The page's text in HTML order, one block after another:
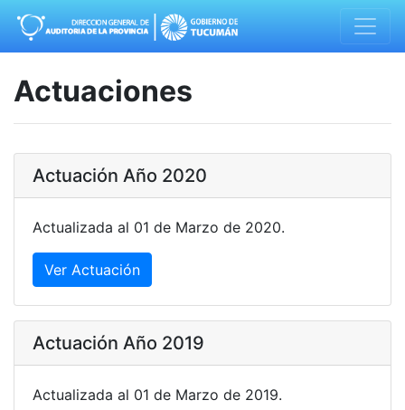
Actuaciones
Actuación Año 2020
Actualizada al 01 de Marzo de 2020.
Ver Actuación
Actuación Año 2019
Actualizada al 01 de Marzo de 2019.